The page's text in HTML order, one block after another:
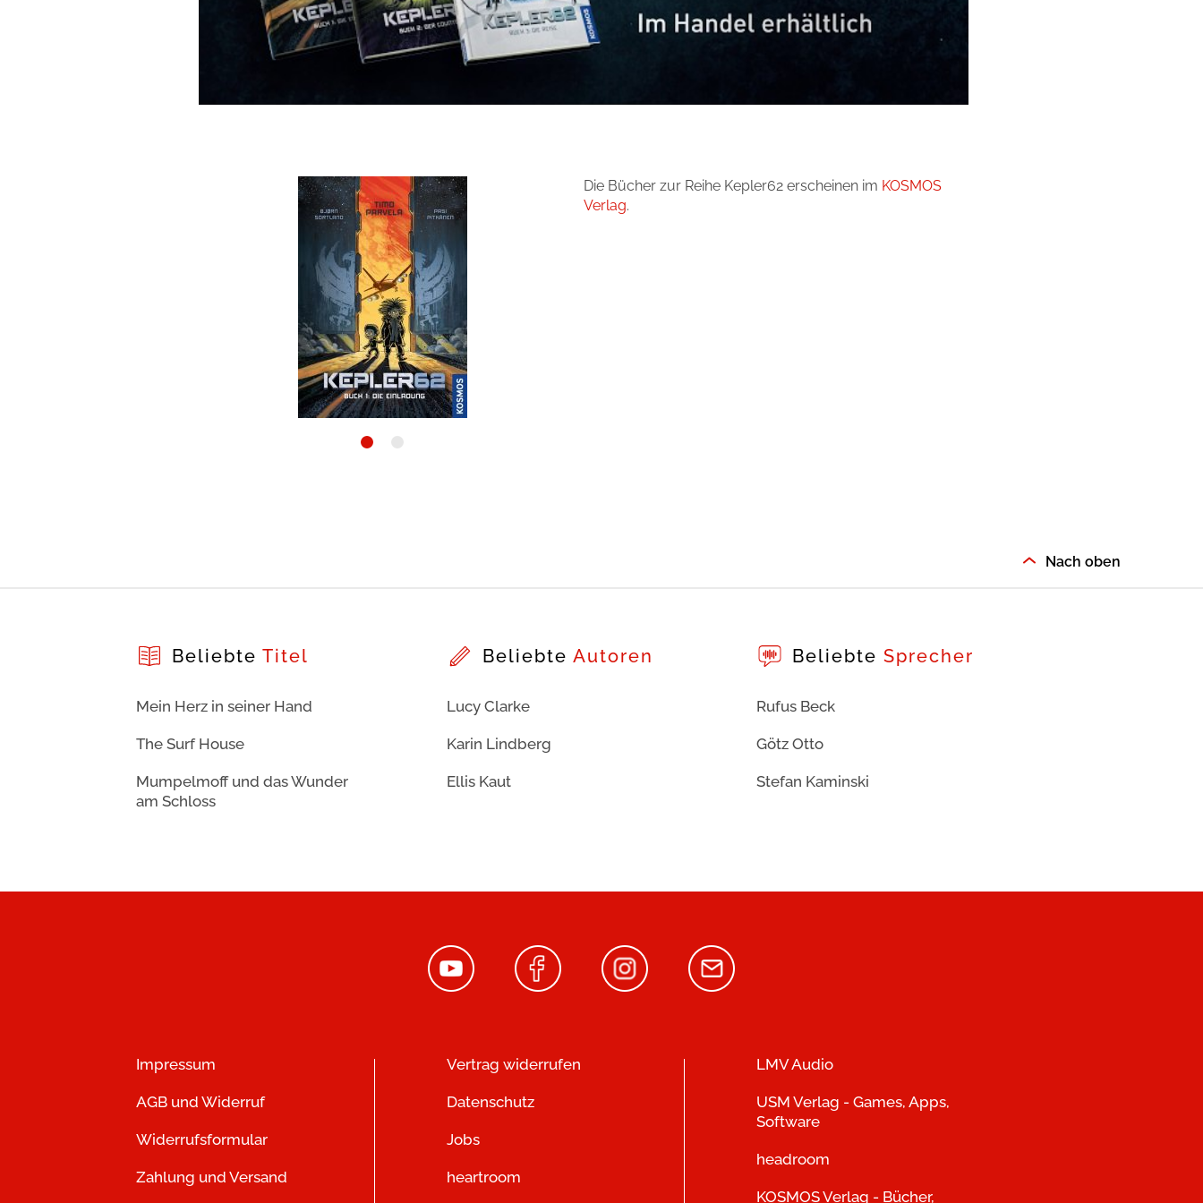
Die Bücher zur Reihe Kepler62 erscheinen im KOSMOS
Verlag.
Nach oben
Beliebte Titel
Mein Herz in seiner Hand
The Surf House
Mumpelmoff und das Wunder
am Schloss
Beliebte Autoren
Lucy Clarke
Karin Lindberg
Ellis Kaut
BeliebteSprecher
Rufus Beck
Götz Otto
Stefan Kaminski
Impressum
AGB und Widerruf
Widerrufsformular
Zahlung und Versand
Vertrag widerrufen
Datenschutz
Jobs
heartroom
LMV Audio
USM Verlag - Games, Apps,
Software
headroom
KOSMOS Verlag - Bücher,